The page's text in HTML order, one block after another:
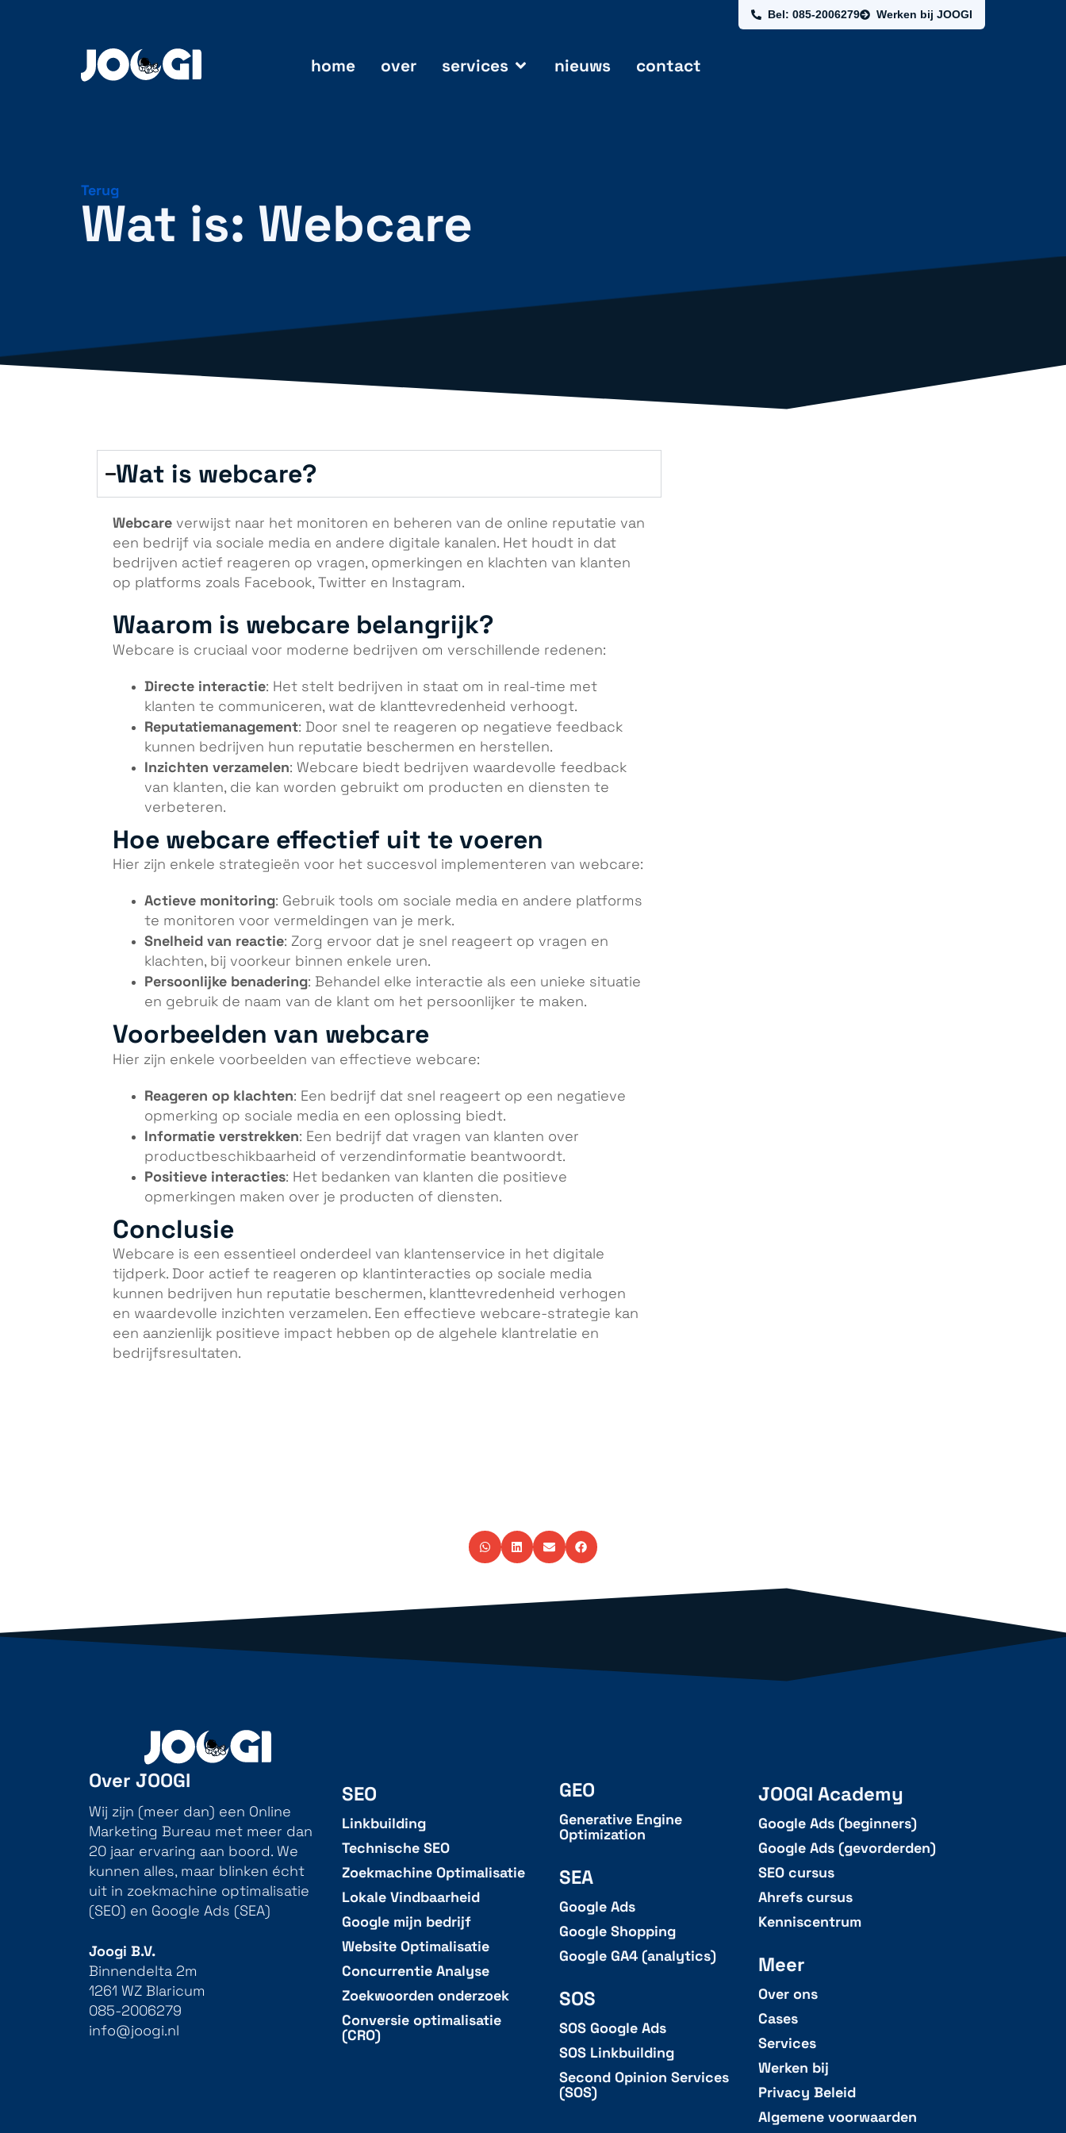
Bel: 085-2006279 Werken bij JOOGI
home over services nieuws contact
Terug
Wat is: Webcare
Wat is webcare?
Webcare verwijst naar het monitoren en beheren van de online reputatie van
een bedrijf via sociale media en andere digitale kanalen. Het houdt in dat
bedrijven actief reageren op vragen, opmerkingen en klachten van klanten
op platforms zoals Facebook, Twitter en Instagram.
Waarom is webcare belangrijk?
Webcare is cruciaal voor moderne bedrijven om verschillende redenen:
Directe interactie: Het stelt bedrijven in staat om in real-time met
klanten te communiceren, wat de klanttevredenheid verhoogt.
Reputatiemanagement: Door snel te reageren op negatieve feedback
kunnen bedrijven hun reputatie beschermen en herstellen.
Inzichten verzamelen: Webcare biedt bedrijven waardevolle feedback
van klanten, die kan worden gebruikt om producten en diensten te
verbeteren.
Hoe webcare effectief uit te voeren
Hier zijn enkele strategieën voor het succesvol implementeren van webcare:
Actieve monitoring: Gebruik tools om sociale media en andere platforms
te monitoren voor vermeldingen van je merk.
Snelheid van reactie: Zorg ervoor dat je snel reageert op vragen en
klachten, bij voorkeur binnen enkele uren.
Persoonlijke benadering: Behandel elke interactie als een unieke situatie
en gebruik de naam van de klant om het persoonlijker te maken.
Voorbeelden van webcare
Hier zijn enkele voorbeelden van effectieve webcare:
Reageren op klachten: Een bedrijf dat snel reageert op een negatieve
opmerking op sociale media en een oplossing biedt.
Informatie verstrekken: Een bedrijf dat vragen van klanten over
productbeschikbaarheid of verzendinformatie beantwoordt.
Positieve interacties: Het bedanken van klanten die positieve
opmerkingen maken over je producten of diensten.
Conclusie
Webcare is een essentieel onderdeel van klantenservice in het digitale
tijdperk. Door actief te reageren op klantinteracties op sociale media
kunnen bedrijven hun reputatie beschermen, klanttevredenheid verhogen
en waardevolle inzichten verzamelen. Een effectieve webcare-strategie kan
een aanzienlijk positieve impact hebben op de algehele klantrelatie en
bedrijfsresultaten.
Over JOOGI
Wij zijn (meer dan) een Online
Marketing Bureau met meer dan
20 jaar ervaring aan boord. We
kunnen alles, maar blinken écht
uit in zoekmachine optimalisatie
(SEO) en Google Ads (SEA)
Joogi B.V.
Binnendelta 2m
1261 WZ Blaricum
085-2006279
info@joogi.nl
SEO
Linkbuilding
Technische SEO
Zoekmachine Optimalisatie
Lokale Vindbaarheid
Google mijn bedrijf
Website Optimalisatie
Concurrentie Analyse
Zoekwoorden onderzoek
Conversie optimalisatie
(CRO)
GEO
Generative Engine
Optimization
SEA
Google Ads
Google Shopping
Google GA4 (analytics)
SOS
SOS Google Ads
SOS Linkbuilding
Second Opinion Services
(SOS)
JOOGI Academy
Google Ads (beginners)
Google Ads (gevorderden)
SEO cursus
Ahrefs cursus
Kenniscentrum
Meer
Over ons
Cases
Services
Werken bij
Privacy Beleid
Algemene voorwaarden